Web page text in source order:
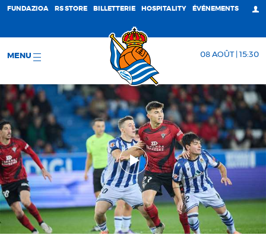
FUNDAZIOA RS STORE BILLETTERIE HOSPITALITY ÉVÉNEMENTS
MENU 08 AOÛT | 15:30